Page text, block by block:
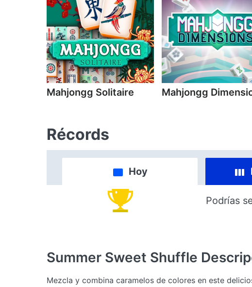
Mahjongg Solitaire Mahjongg
Récords
Hoy
Podrías
Summer Sweet Shuffle
Mezcla y combina caramelos de colores en este